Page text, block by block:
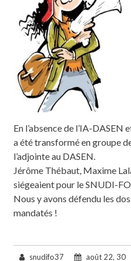
En l’absence de l’IA-DASEN
a été transformé en groupe
l’adjointe au DASEN.
Jérôme Thébaut, Maxime
siégeaient pour le SNUDI-FO.
Nous y avons défendu les
mandatés !
snudifo37 août 22, 30